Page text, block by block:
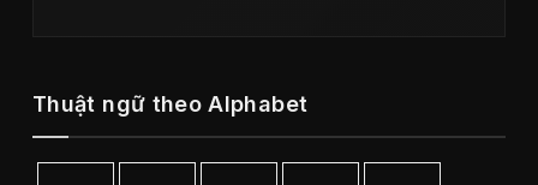
Thuật ngữ theo Alphabet